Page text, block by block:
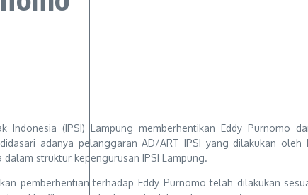
Indonesia (IPSI) Lampung memberhentikan Eddy Purnomo
adanya pelanggaran AD/ART IPSI yang dilakukan oleh
struktur kepengurusan IPSI Lampung.
pemberhentian terhadap Eddy Purnomo telah dilakukan